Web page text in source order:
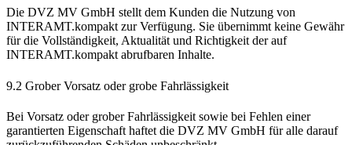
Die DVZ MV GmbH stellt dem Kunden die Nutzung von
INTERAMT.kompakt zur Verfügung. Sie übernimmt keine Gewähr
für die Vollständigkeit, Aktualität und Richtigkeit der auf
INTERAMT.kompakt abrufbaren Inhalte.
9.2 Grober Vorsatz oder grobe Fahrlässigkeit
Bei Vorsatz oder grober Fahrlässigkeit sowie bei Fehlen einer
garantierten Eigenschaft haftet die DVZ MV GmbH für alle darauf